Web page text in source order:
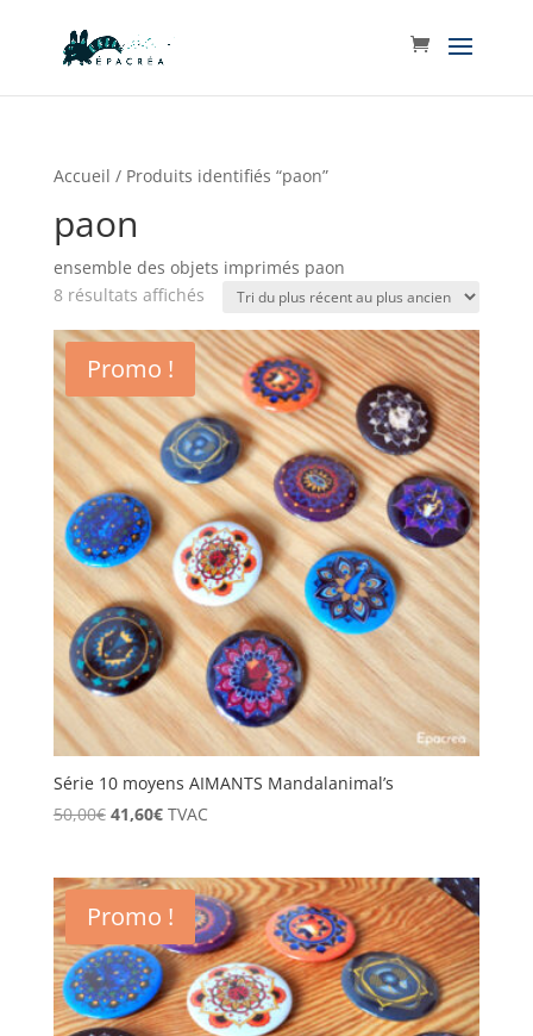
Accueil / Produits identifiés “paon”
paon
ensemble des objets imprimés paon
8 résultats affichésTrié
plus
récent
au
plus
ancien
Promo !
Série 10 moyens AIMANTS Mandalanimal’s
50,00€ Le
était :
50,00€.
41,60€Le
est :
41,60€.
TVAC
Promo !